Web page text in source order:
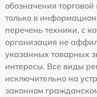
обозначения
только в
перечень техники, с
организация не
указанных товарных
интересы. Все виды
исключительно на
законном гражданском